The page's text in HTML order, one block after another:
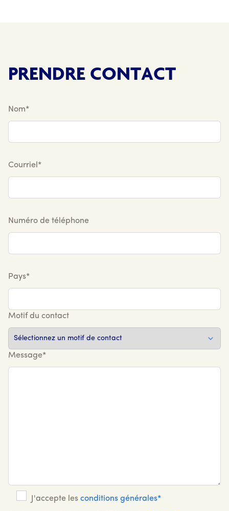
PRENDRE CONTACT
Nom*
Courriel*
Numéro de téléphone
Pays*
Motif du contact
Message*
J'accepte les conditions générales*